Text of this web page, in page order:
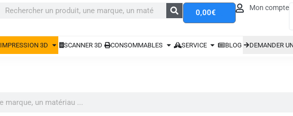
0,00€
Mon compte
IMPRESSION 3D SCANNER 3D CONSOMMABLES SERVICE BLOG DEMANDER